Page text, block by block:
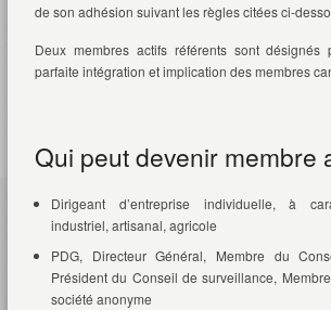
de son adhésion suivant les règles citées ci-
Deux membres actifs référents sont
parfaite intégration et implication des membres
Qui peut devenir membre
Dirigeant d’entreprise individuelle, à
industriel, artisanal, agricole
PDG, Directeur Général, Membre du
Président du Conseil de surveillance,
société anonyme